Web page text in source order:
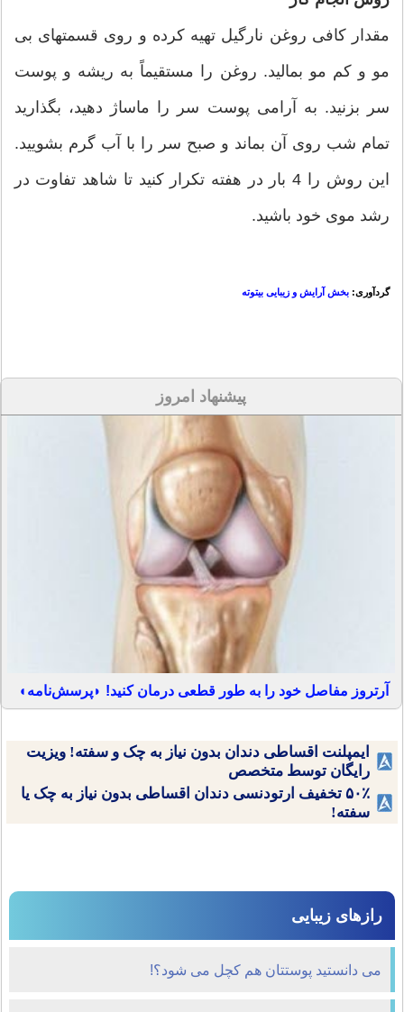
مقدار کافی روغن نارگیل تهیه کرده و روی قسمتهای بی
مو و کم مو بمالید. روغن را مستقیماً به ریشه و پوست
سر بزنید. به آرامی پوست سر را ماساژ دهید، بگذارید
تمام شب روی آن بماند و صبح سر را با آب گرم بشویید.
این روش را 4 بار در هفته تکرار کنید تا شاهد تفاوت در
رشد موی خود باشید.
گردآوری: بخش آرایش و زیبایی بیتوته
پیشنهاد امروز
آرتروز مفاصل خود را به طور قطعی درمان کنید! ◗پرسش‌نامه◖
ایمپلنت اقساطی دندان بدون نیاز به چک و سفته! ویزیت
رایگان توسط متخصص
۵۰٪ تخفیف ارتودنسی دندان اقساطی بدون نیاز به چک یا
سفته!
رازهای زیبایی
می دانستید پوستتان هم کچل می شود؟!